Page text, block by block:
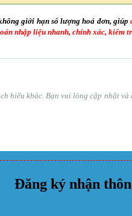
giới hạn số lượng hoá đơn, giúp
nhập liệu nhanh, chính xác, kiểm
hiểu khác. Bạn vui lòng cập nhật
Đăng ký nhận